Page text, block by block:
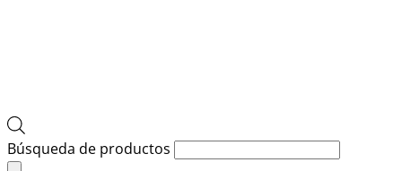
Búsqueda de productos